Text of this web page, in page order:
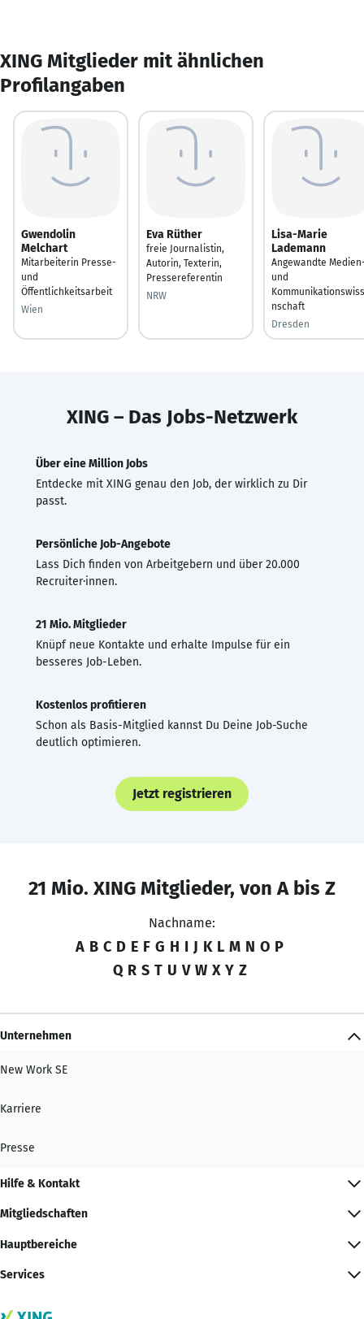
XING Mitglieder mit ähnlichen
Profilangaben
Gwendolin
Melchart
Mitarbeiterin Presse-
und
Öffentlichkeitsarbeit
Wien
Eva Rüther
freie Journalistin,
Autorin, Texterin,
Pressereferentin
NRW
Lisa-Marie
Lademann
Angewandte
und
nschaft
Dresden
XING – Das Jobs-Netzwerk
Über eine Million Jobs
Entdecke mit XING genau den Job, der wirklich zu Dir
passt.
Persönliche Job-Angebote
Lass Dich finden von Arbeitgebern und über 20.000
Recruiter·innen.
21 Mio. Mitglieder
Knüpf neue Kontakte und erhalte Impulse für ein
besseres Job-Leben.
Kostenlos profitieren
Schon als Basis-Mitglied kannst Du Deine Job-Suche
deutlich optimieren.
Jetzt registrieren
21 Mio. XING Mitglieder, von A bis Z
Nachname:
A B C D E F G H I J K L M N O P
Q R S T U V W X Y Z
Unternehmen
New Work SE
Karriere
Presse
Hilfe & Kontakt
Mitgliedschaften
Hauptbereiche
Services